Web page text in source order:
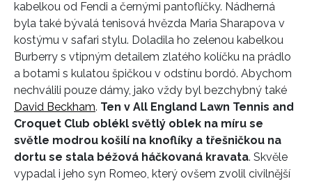
INFORMACE
REDAKCE
kabelkou od Fendi a černými pantoflíčky. Nádherná
byla také bývalá tenisová hvězda Maria Sharapova v
kostýmu v safari stylu. Doladila ho zelenou kabelkou
Burberry s vtipným detailem zlatého kolíčku na prádlo
a botami s kulatou špičkou v odstínu bordó. Abychom
nechválili pouze dámy, jako vždy byl bezchybný také
David Beckham. Ten v All England Lawn Tennis and
Croquet Club oblékl světlý oblek na míru se
světle modrou košilí na knoflíky a třešničkou na
dortu se stala béžová háčkovaná kravata. Skvěle
vypadal i jeho syn Romeo, který ovšem zvolil civilnější